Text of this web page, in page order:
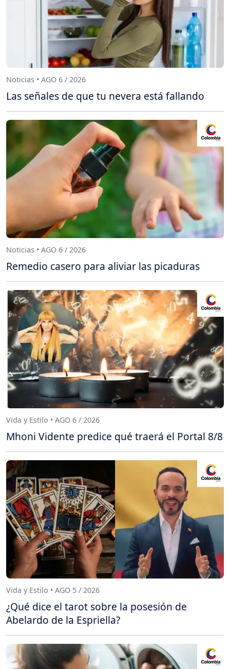
Noticias • AGO 6 / 2026
Las señales de que tu nevera está fallando
Noticias • AGO 6 / 2026
Remedio casero para aliviar las picaduras
Vida y Estilo • AGO 6 / 2026
Mhoni Vidente predice qué traerá el Portal 8/8
Vida y Estilo • AGO 5 / 2026
¿Qué dice el tarot sobre la posesión de
Abelardo de la Espriella?